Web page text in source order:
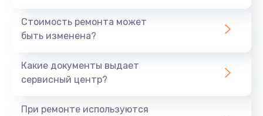
Стоимость ремонта может
быть изменена?
Какие документы выдает
сервисный центр?
При ремонте используются